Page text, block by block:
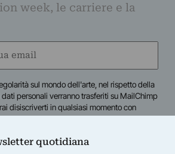
week, le carriere e la
sul mondo dell'arte, nel rispetto della
personali verranno trasferiti su MailChimp
disiscriverti in qualsiasi momento con
quotidiana